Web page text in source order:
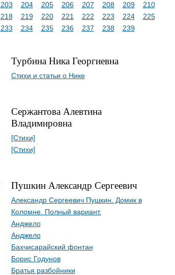
203 204 205 206 207 208 209
210
218 219 220 221 222 223 224
225
233 234 235 236 237 238 239
Турбина Ника Георгиевна
Стихи и статьи о Нике
Сержантова Алевтина
Владимировна
[Стихи]
[Стихи]
Пушкин Александр Сергеевич
Александр Сергеевич Пушкин. Домик в
Коломне. Полный вариант.
Анджело
Анджело
Бахчисарайский фонтан
Борис Годунов
Братья разбойники